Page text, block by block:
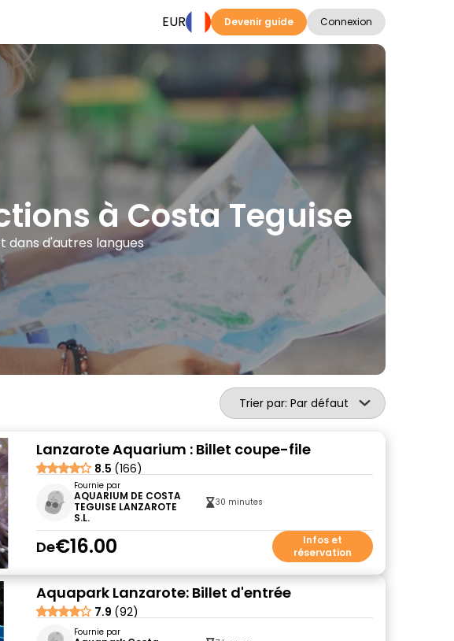
EUR Devenir guide Connexion
à Costa Teguise
dans d'autres langues
Trier par: Par défaut
Lanzarote Aquarium : Billet coupe-file
8.5 (166)
Fournie par
AQUARIUM DE COSTA
TEGUISE LANZAROTE
S.L.
30 minutes
De€16.00
Infos et
réservation
Aquapark Lanzarote: Billet d'entrée
7.9 (92)
Fournie par